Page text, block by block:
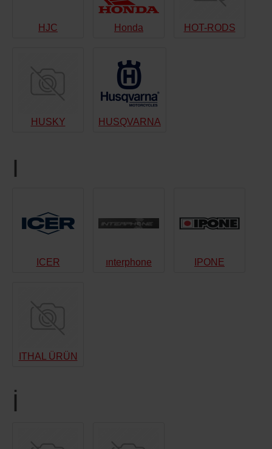
HJC Honda HOT-RODS
HUSKY HUSQVARNA
I
ICER ınterphone IPONE
ITHAL ÜRÜN
İ